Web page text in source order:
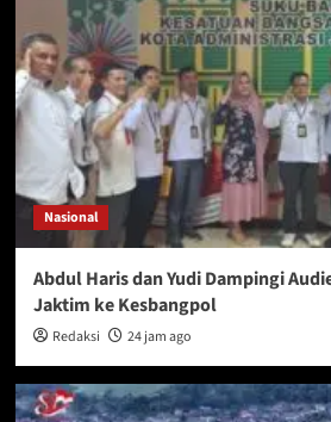
Nasional
Abdul Haris dan Yudi Dampingi
Jaktim ke Kesbangpol
Redaksi 24 jam ago